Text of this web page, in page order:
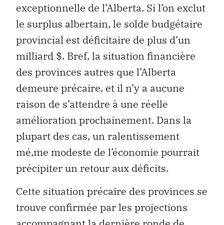
exceptionnelle de l’Alberta. Si l’on exclut
le surplus albertain, le solde budgétaire
provincial est déficitaire de plus d’un
milliard $. Bref, la situation financière
des provinces autres que l’Alberta
demeure précaire, et il n’y a aucune
raison de s’attendre à une réelle
amélioration prochainement. Dans la
plupart des cas, un ralentissement
mé‚me modeste de l’économie pourrait
précipiter un retour aux déficits.
Cette situation précaire des provinces se
trouve confirmée par les projections